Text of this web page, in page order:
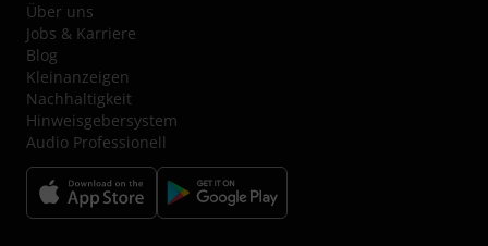
Über uns
Jobs & Karriere
Blog
Kleinanzeigen
Nachhaltigkeit
Hinweisgebersystem
Audio Professionell